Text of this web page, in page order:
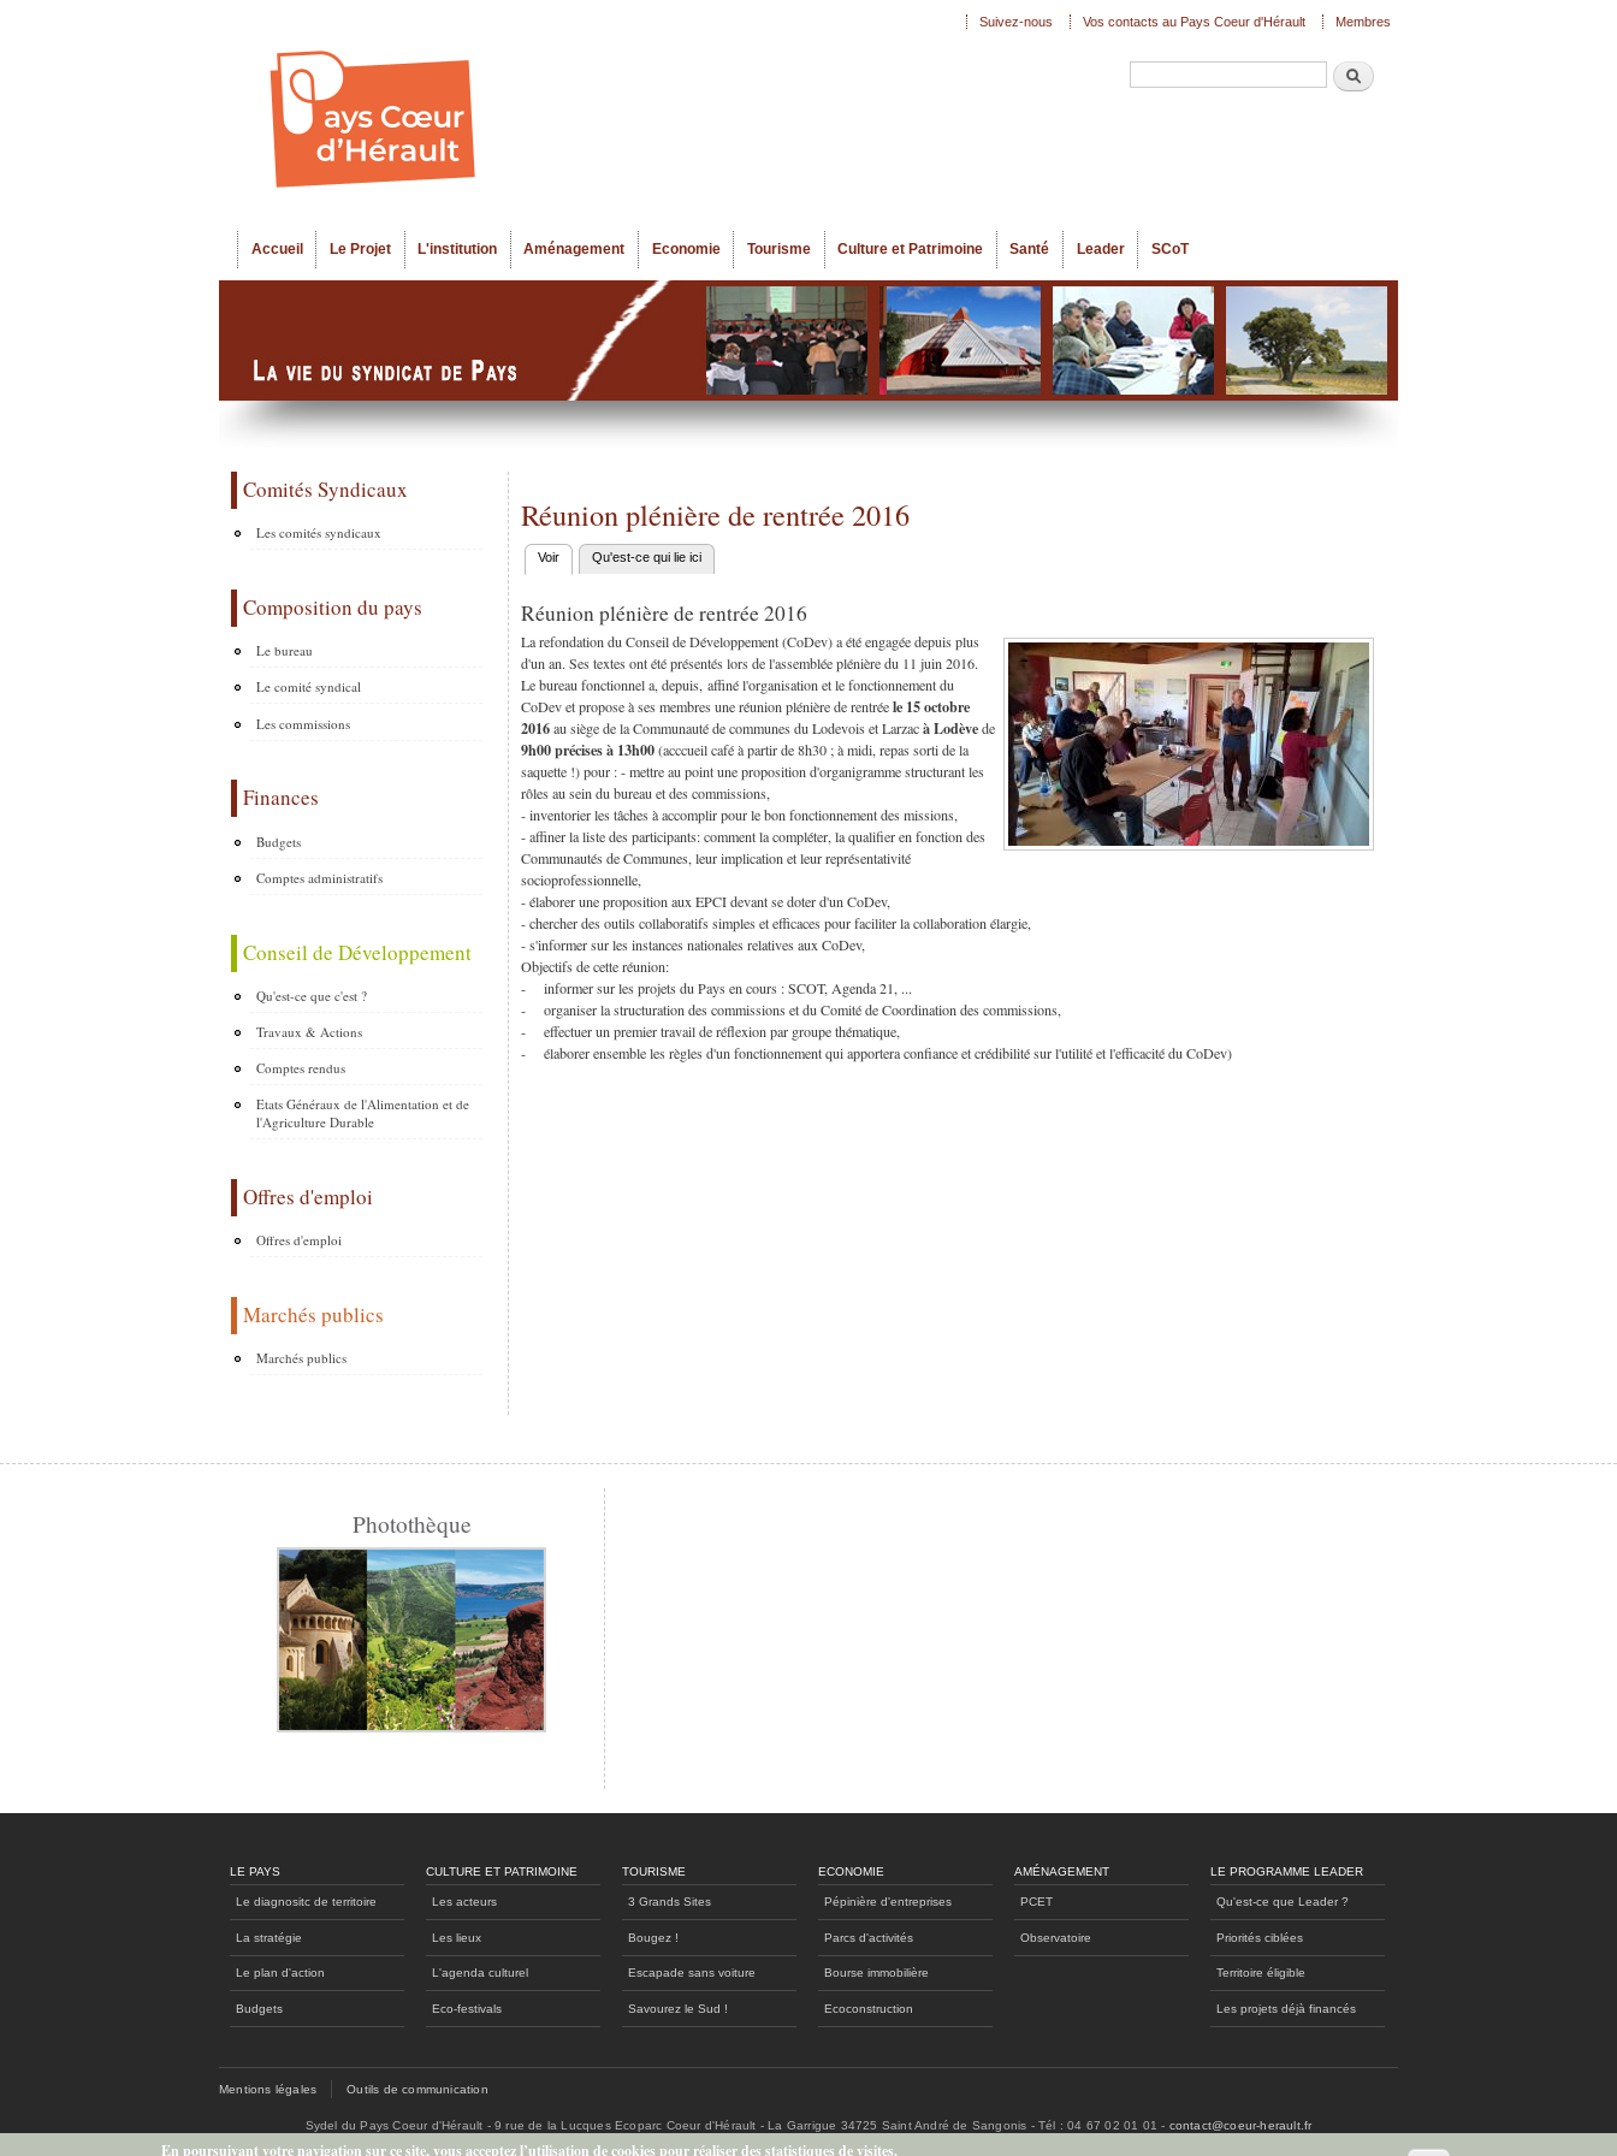
Recherche
Menu principal
Accueil Le Projet L'institution Aménagement Economie Tourisme Culture et Patrimoine Santé Leader SCoT
Suivez-nous Vos contacts au Pays Coeur d'Hérault Membres
Comités Syndicaux
Les comités syndicaux
Composition du pays
Le bureau
Le comité syndical
Les commissions
Finances
Budgets
Comptes administratifs
Conseil de Développement
Qu'est-ce que c'est ?
Travaux & Actions
Comptes rendus
Etats Généraux de l'Alimentation et de
l'Agriculture Durable
Offres d'emploi
Offres d'emploi
Marchés publics
Marchés publics
Réunion plénière de rentrée 2016
Onglets principaux
Voir (onglet actif)
Qu'est-ce qui lie ici
Réunion plénière de rentrée 2016
La refondation du Conseil de Développement (CoDev) a été engagée depuis plus
d'un an. Ses textes ont été présentés lors de l'assemblée plénière du 11 juin 2016.
Le bureau fonctionnel a, depuis, affiné l'organisation et le fonctionnement du
CoDev et propose à ses membres une réunion plénière de rentréele 15 octobre
2016au siège de la Communauté de communes du Lodevois et Larzacà Lodèvede
9h00 précises à 13h00(acccueil café à partir de 8h30 ; à midi, repas sorti de la
saquette !) pour : - mettre au point une proposition d'organigramme structurant les
rôles au sein du bureau et des commissions,
- inventorier les tâches à accomplir pour le bon fonctionnement des missions,
- affiner la liste des participants: comment la compléter, la qualifier en fonction des
Communautés de Communes, leur implication et leur représentativité
socioprofessionnelle,
- élaborer une proposition aux EPCI devant se doter d'un CoDev,
- chercher des outils collaboratifs simples et efficaces pour faciliter la collaboration élargie,
- s'informer sur les instances nationales relatives aux CoDev,
Objectifs de cette réunion:
- informer sur les projets du Pays en cours : SCOT, Agenda 21, ...
- organiser la structuration des commissions et du Comité de Coordination des commissions,
- effectuer un premier travail de réflexion par groupe thématique,
- élaborer ensemble les règles d'un fonctionnement qui apportera confiance et crédibilité sur l'utilité et l'efficacité du CoDev)
Photothèque
LE PAYS
Le diagnositc de territoire
La stratégie
Le plan d'action
Budgets
CULTURE ET PATRIMOINE
Les acteurs
Les lieux
L'agenda culturel
Eco-festivals
TOURISME
3 Grands Sites
Bougez !
Escapade sans voiture
Savourez le Sud !
ECONOMIE
Pépinière d'entreprises
Parcs d'activités
Bourse immobilière
Ecoconstruction
AMÉNAGEMENT
PCET
Observatoire
LE PROGRAMME LEADER
Qu'est-ce que Leader ?
Priorités ciblées
Territoire éligible
Les projets déjà financés
Mentions légales Outils de communication
Sydel du Pays Coeur d'Hérault - 9 rue de la Lucques Ecoparc Coeur d'Hérault - La Garrigue 34725 Saint André de Sangonis - Tél : 04 67 02 01 01 - contact@coeur-herault.fr
En poursuivant votre navigation sur ce site, vous acceptez l’utilisation de cookies pour réaliser des statistiques de visites.